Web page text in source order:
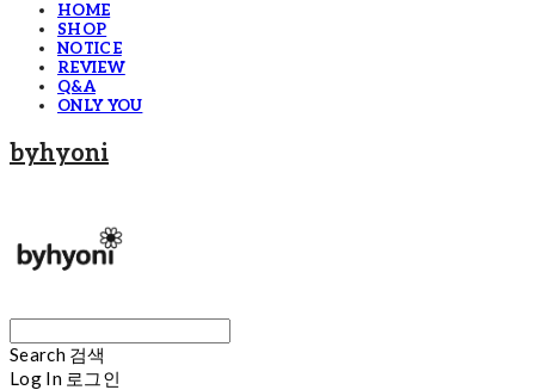
HOME
SHOP
NOTICE
REVIEW
Q&A
ONLY YOU
byhyoni
Search 검색
Log In 로그인